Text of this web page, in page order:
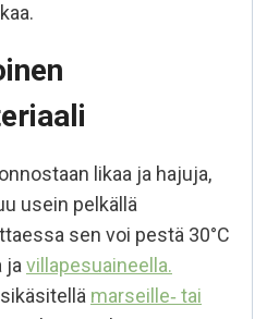
likaa ja hajuja,
usein pelkällä
sen voi pestä 30°C
javillapesuaineella.
marseille‑ tai